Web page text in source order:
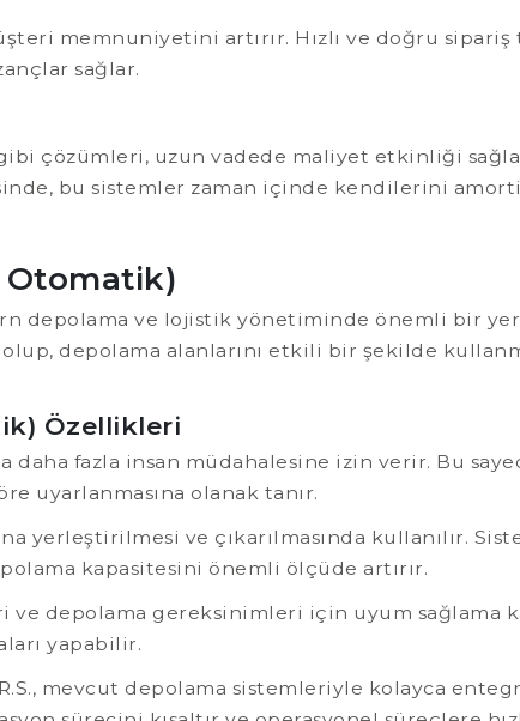
memnuniyetini artırır. Hızlı ve doğru sipariş
sağlar.
çözümleri, uzun vadede maliyet etkinliği
bu sistemler zaman içinde kendilerini
Otomatik)
depolama ve lojistik yönetiminde önemli bir
depolama alanlarını etkili bir şekilde
Özellikleri
daha fazla insan müdahalesine izin verir. Bu
uyarlanmasına olanak tanır.
yerleştirilmesi ve çıkarılmasında kullanılır.
kapasitesini önemli ölçüde artırır.
ve depolama gereksinimleri için uyum sağlama
yapabilir.
mevcut depolama sistemleriyle kolayca